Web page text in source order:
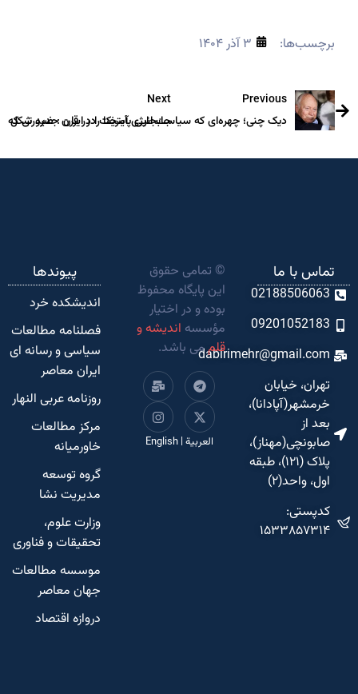
برچسب‌ها: ۳ آذر ۱۴۰۴
Previous
دیک چنی؛ چهره‌ای که سیاست انرژی آمریکا را در قرن جدید شکل
Next
جابجایی پایتخت در ایران : ضرورتی که
تماس با ما
02188506063
09201052183
dabirimehr@gmail.com
تهران، خیابان
خرمشهر(آپادانا)،
بعد از
صابونچی(مهناز)،
پلاک (۱۲۱)، طبقه
اول، واحد(۲)
کدپستی:
۱۵۳۳۸۵۷۳۱۴
© تمامی حقوق
این پایگاه محفوظ
بوده و در اختیار
مؤسسه اندیشه و
قلممی باشد.
العربية|
English
پیوندها
اندیشکده‌ خرد
فصلنامه مطالعات
سیاسی و رسانه ای
ایران معاصر
روزنامه عربی النهار
مرکز مطالعات
خاورمیانه
گروه توسعه
مدیریت نشا
وزارت علوم،
تحقیقات و فناوری
موسسه مطالعات
جهان معاصر
دروازه اقتصاد